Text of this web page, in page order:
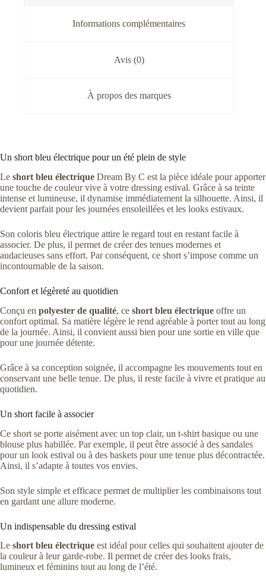
Informations complémentaires
Avis (0)
À propos des marques
Un short bleu électrique pour un été plein de style
Le short bleu électrique Dream By C est la pièce idéale pour apporter
une touche de couleur vive à votre dressing estival. Grâce à sa teinte
intense et lumineuse, il dynamise immédiatement la silhouette. Ainsi, il
devient parfait pour les journées ensoleillées et les looks estivaux.
Son coloris bleu électrique attire le regard tout en restant facile à
associer. De plus, il permet de créer des tenues modernes et
audacieuses sans effort. Par conséquent, ce short s’impose comme un
incontournable de la saison.
Confort et légèreté au quotidien
Conçu en polyester de qualité, ce short bleu électrique offre un
confort optimal. Sa matière légère le rend agréable à porter tout au long
de la journée. Ainsi, il convient aussi bien pour une sortie en ville que
pour une journée détente.
Grâce à sa conception soignée, il accompagne les mouvements tout en
conservant une belle tenue. De plus, il reste facile à vivre et pratique au
quotidien.
Un short facile à associer
Ce short se porte aisément avec un top clair, un t-shirt basique ou une
blouse plus habillée. Par exemple, il peut être associé à des sandales
pour un look estival ou à des baskets pour une tenue plus décontractée.
Ainsi, il s’adapte à toutes vos envies.
Son style simple et efficace permet de multiplier les combinaisons tout
en gardant une allure moderne.
Un indispensable du dressing estival
Le short bleu électrique est idéal pour celles qui souhaitent ajouter de
la couleur à leur garde-robe. Il permet de créer des looks frais,
lumineux et féminins tout au long de l’été.